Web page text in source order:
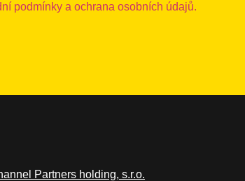
podmínky a ochrana osobních údajů.
Partners holding, s.r.o.